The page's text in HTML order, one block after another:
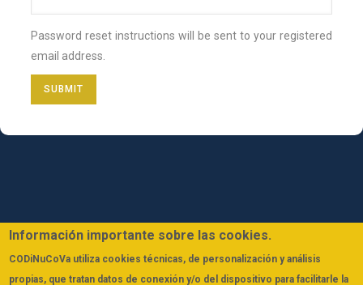
Password reset instructions will be sent to your registered
email address.
Información importante sobre las cookies.
CODiNuCoVa utiliza cookies técnicas, de personalización y análisis
propias, que tratan datos de conexión y/o del dispositivo para facilitarle la